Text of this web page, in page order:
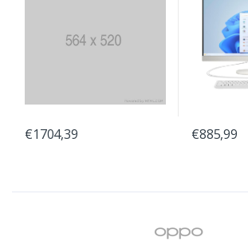
€1704,39 €885,99